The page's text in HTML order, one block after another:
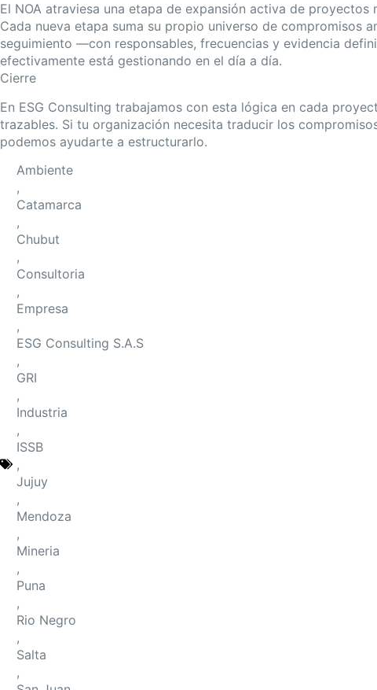
El NOA atraviesa una etapa de expansión activa de
Cada nueva etapa suma su propio universo de compromisos
seguimiento —con responsables, frecuencias y evidencia
efectivamente está gestionando en el día a día.
Cierre
En ESG Consulting trabajamos con esta lógica en cada
trazables. Si tu organización necesita traducir los
podemos ayudarte a estructurarlo.
Ambiente
,
Catamarca
,
Chubut
,
Consultoria
,
Empresa
,
ESG Consulting S.A.S
,
GRI
,
Industria
,
ISSB
,
Jujuy
,
Mendoza
,
Mineria
,
Puna
,
Rio Negro
,
Salta
,